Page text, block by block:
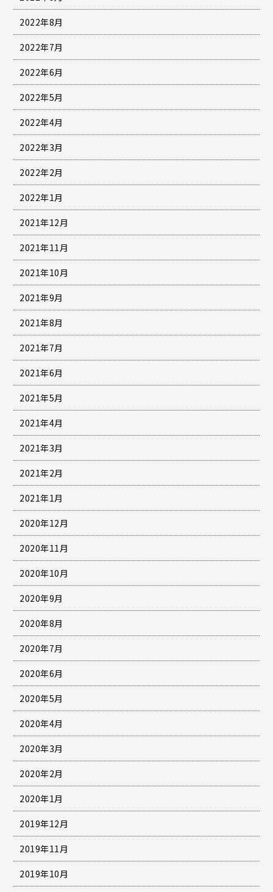
2022年8月
2022年7月
2022年6月
2022年5月
2022年4月
2022年3月
2022年2月
2022年1月
2021年12月
2021年11月
2021年10月
2021年9月
2021年8月
2021年7月
2021年6月
2021年5月
2021年4月
2021年3月
2021年2月
2021年1月
2020年12月
2020年11月
2020年10月
2020年9月
2020年8月
2020年7月
2020年6月
2020年5月
2020年4月
2020年3月
2020年2月
2020年1月
2019年12月
2019年11月
2019年10月